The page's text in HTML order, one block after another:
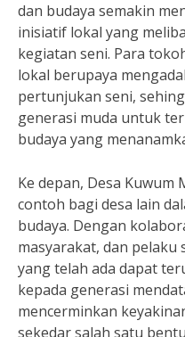
dan budaya semakin
inisiatif lokal yang
kegiatan seni. Para
lokal berupaya
pertunjukan seni,
generasi muda untuk
budaya yang
Ke depan, Desa
contoh bagi desa lain
budaya. Dengan
masyarakat, dan pelaku
yang telah ada dapat
kepada generasi
mencerminkan
sekedar salah satu